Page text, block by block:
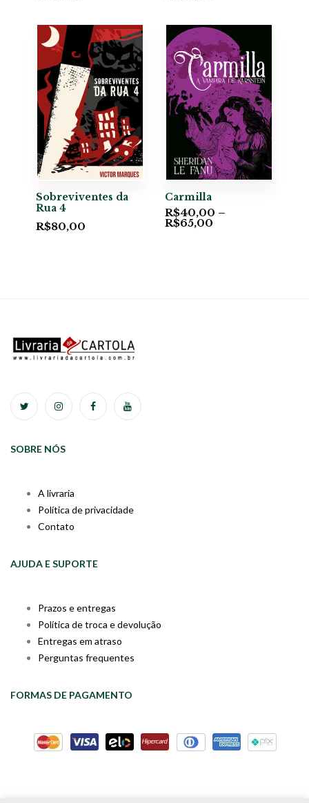
Sobreviventes da
Rua 4
R$80,00
Carmilla
R$40,00 –
R$65,00
SOBRE NÓS
A livraria
Política de privacidade
Contato
AJUDA E SUPORTE
Prazos e entregas
Política de troca e devolução
Entregas em atraso
Perguntas frequentes
FORMAS DE PAGAMENTO